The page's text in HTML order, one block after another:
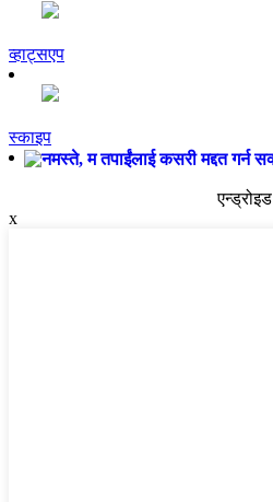
व्हाट्सएप
स्काइप
एन्ड्रोइड
x